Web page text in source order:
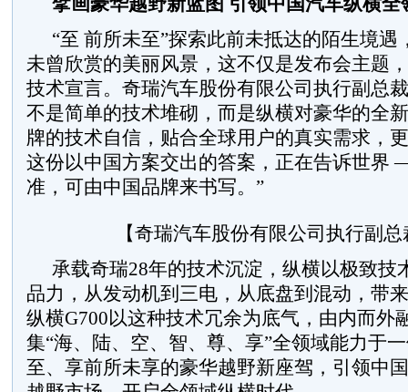
“至 前所未至”探索此前未抵达的陌生境遇
未曾欣赏的美丽风景，这不仅是发布会主题
技术宣言。奇瑞汽车股份有限公司执行副总
不是简单的技术堆砌，而是纵横对豪华的全
牌的技术自信，贴合全球用户的真实需求，
这份以中国方案交出的答案，正在告诉世界
准，可由中国品牌来书写。”
【奇瑞汽车股份有限公司执行副
承载奇瑞28年的技术沉淀，纵横以极致技
品力，从发动机到三电，从底盘到混动，带
纵横G700以这种技术冗余为底气，由内而外
集“海、陆、空、智、尊、享”全领域能力于
至、享前所未享的豪华越野新座驾，引领中